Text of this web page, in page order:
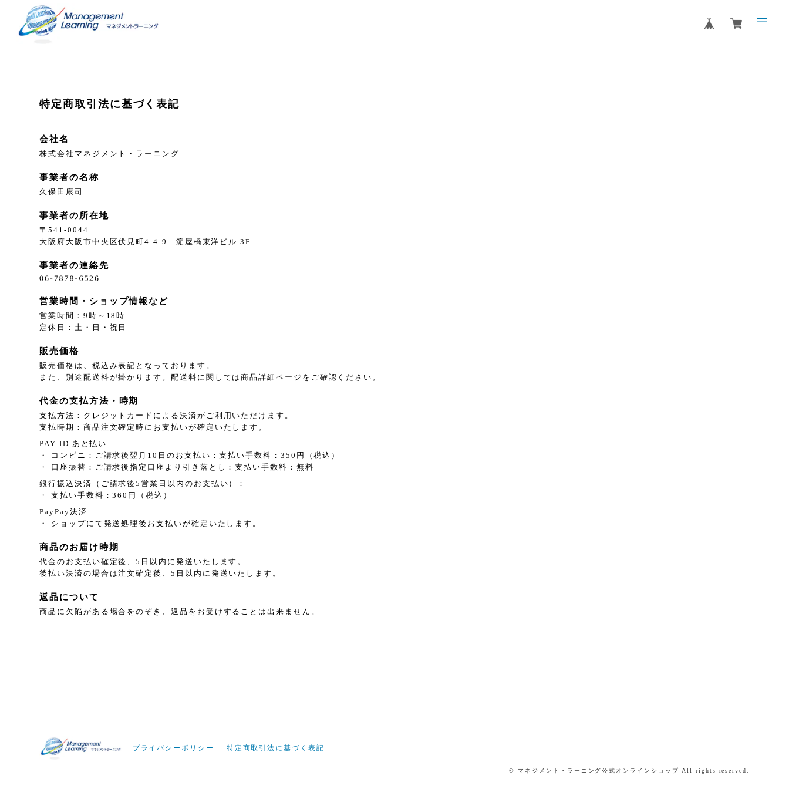
特定商取引法に基づく表記
会社名
株式会社マネジメント・ラーニング
事業者の名称
久保田康司
事業者の所在地
〒541-0044
大阪府大阪市中央区伏見町4-4-9 淀屋橋東洋ビル 3F
事業者の連絡先
営業時間・ショップ情報など
営業時間：9時～18時
定休日：土・日・祝日
販売価格
販売価格は、税込み表記となっております。
また、別途配送料が掛かります。配送料に関しては商品詳細ページをご確認ください。
代金の支払方法・時期
支払方法：クレジットカードによる決済がご利用いただけます。
支払時期：商品注文確定時にお支払いが確定いたします。
PAY ID あと払い:
・ コンビニ：ご請求後翌月10日のお支払い：支払い手数料：350円（税込）
・ 口座振替：ご請求後指定口座より引き落とし：支払い手数料：無料
銀行振込決済（ご請求後5営業日以内のお支払い）：
・ 支払い手数料：360円（税込）
PayPay決済:
・ ショップにて発送処理後お支払いが確定いたします。
商品のお届け時期
代金のお支払い確定後、5日以内に発送いたします。
後払い決済の場合は注文確定後、5日以内に発送いたします。
返品について
商品に欠陥がある場合をのぞき、返品をお受けすることは出来ません。
プライバシーポリシー 特定商取引法に基づく表記
© マネジメント・ラーニング公式オンラインショップ All rights reserved.